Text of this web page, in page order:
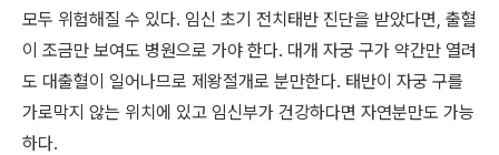
모두 위험해질 수 있다. 임신 초기 전치태반 진단을 받았다면, 출혈
이 조금만 보여도 병원으로 가야 한다. 대개 자궁 구가 약간만 열려
도 대출혈이 일어나므로 제왕절개로 분만한다. 태반이 자궁 구를
가로막지 않는 위치에 있고 임신부가 건강하다면 자연분만도 가능
하다.